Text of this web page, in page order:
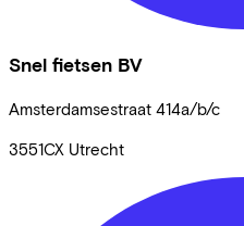
Snel fietsen BV
Amsterdamsestraat 414a/b/c
3551CX Utrecht